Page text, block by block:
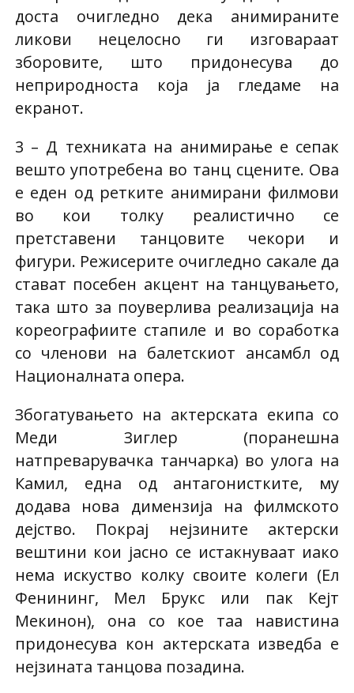
доста очигледно дека анимираните
ликови нецелосно ги изговараат
зборовите, што придонесува до
неприродноста која ја гледаме на
екранот.
3 – Д техниката на анимирање е сепак
вешто употребена во танц сцените. Ова
е еден од ретките анимирани филмови
во кои толку реалистично се
претставени танцовите чекори и
фигури. Режисерите очигледно сакале да
стават посебен акцент на танцувањето,
така што за поуверлива реализација на
кореографиите стапиле и во соработка
со членови на балетскиот ансамбл од
Националната опера.
Збогатувањето на актерската екипа со
Меди Зиглер (поранешна
натпреварувачка танчарка) во улога на
Камил, една од антагонистките, му
додава нова димензија на филмското
дејство. Покрај нејзините актерски
вештини кои јасно се истакнуваат иако
нема искуство колку своите колеги (Ел
Фенининг, Мел Брукс или пак Кејт
Мекинон), она со кое таа навистина
придонесува кон актерската изведба е
нејзината танцова позадина.